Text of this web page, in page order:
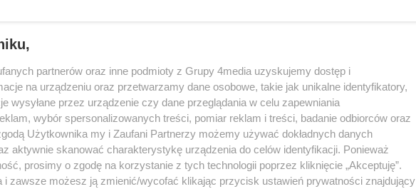
zyskali Warszawską Mapę Koron
planować inwestycje?
partnerów oraz inne podmioty z Grupy 4media uzyskujemy dostęp i
na urządzeniu oraz przetwarzamy dane osobowe, takie jak unikalne identyfikatory,
wysyłane przez urządzenie czy dane przeglądania w celu zapewniania
wybór spersonalizowanych treści, pomiar reklam i treści, badanie odbiorców oraz
Użytkownika my i Zaufani Partnerzy możemy używać dokładnych danych
aktywnie skanować charakterystykę urządzenia do celów identyfikacji. Ponieważ
prosimy o zgodę na korzystanie z tych technologii poprzez kliknięcie „Akceptuję”.
i zawsze możesz ją zmienić/wycofać klikając przycisk ustawień prywatności znajdujący